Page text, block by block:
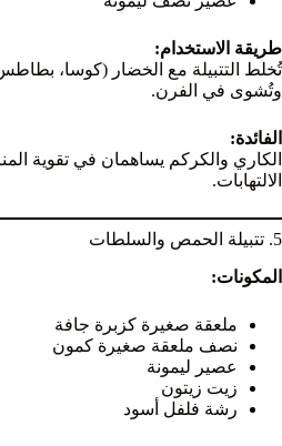
طريقة الاستخدام:
تُخلط التتبيلة مع الخضار (كوسا،
وتُشوى في الفرن.
الفائدة:
الكاري والكركم يساهمان في تقوية
الالتهابات.
5. تتبيلة الحمص والسلطات
المكونات:
ملعقة صغيرة كزبرة جافة
نصف ملعقة صغيرة كمون
عصير ليمونة
زيت زيتون
رشة فلفل أسود